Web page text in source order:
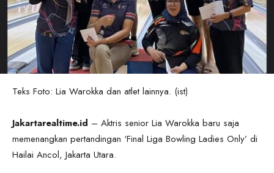
Teks Foto: Lia Warokka dan atlet lainnya. (ist)
Jakartarealtime.id – Aktris senior Lia Warokka baru saja
memenangkan pertandingan ‘Final Liga Bowling Ladies Only’ di
Hailai Ancol, Jakarta Utara.